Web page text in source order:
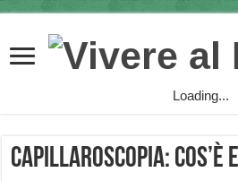
Loading...
Capillaroscopia: cos’è